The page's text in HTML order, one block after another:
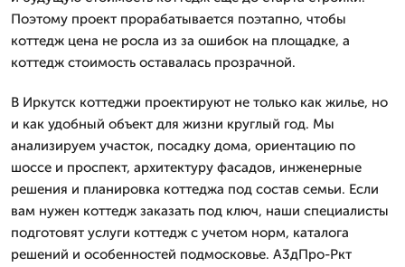
Поэтому проект прорабатывается поэтапно, чтобы
коттедж цена не росла из за ошибок на площадке, а
коттедж стоимость оставалась прозрачной.
В Иркутск коттеджи проектируют не только как жилье, но
и как удобный объект для жизни круглый год. Мы
анализируем участок, посадку дома, ориентацию по
шоссе и проспект, архитектуру фасадов, инженерные
решения и планировка коттеджа под состав семьи. Если
вам нужен коттедж заказать под ключ, наши специалисты
подготовят услуги коттедж с учетом норм, каталога
решений и особенностей подмосковье. А3дПро-Ркт